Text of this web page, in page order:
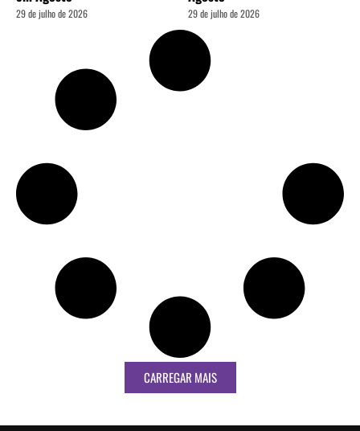
29 de julho de 2026 29 de julho de 2026
CARREGAR MAIS